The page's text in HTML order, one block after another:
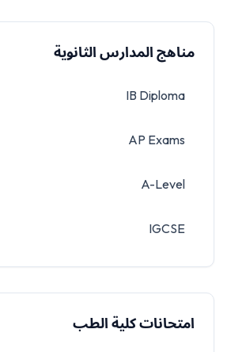
مناهج المدارس الثانوية
IB Diploma
AP Exams
A-Level
IGCSE
امتحانات كلية الطب